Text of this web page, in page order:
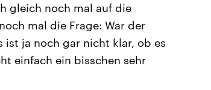
gleich noch mal auf die
mal die Frage: War der
ist ja noch gar nicht klar, ob es
einfach ein bisschen sehr